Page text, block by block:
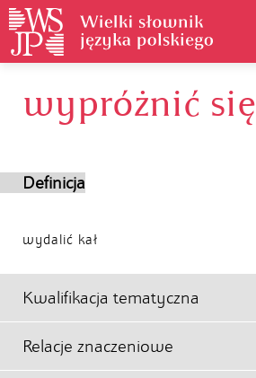
Historia słownika
wypróżnić się
Definicja
wydalić kał
Kwalifikacja tematyczna
Relacje znaczeniowe